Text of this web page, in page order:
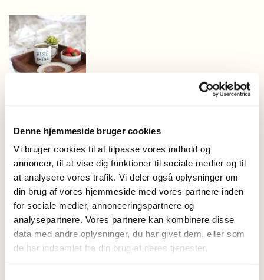
Denne hjemmeside bruger cookies
Vi bruger cookies til at tilpasse vores indhold og
annoncer, til at vise dig funktioner til sociale medier og til
at analysere vores trafik. Vi deler også oplysninger om
din brug af vores hjemmeside med vores partnere inden
for sociale medier, annonceringspartnere og
analysepartnere. Vores partnere kan kombinere disse
data med andre oplysninger, du har givet dem, eller som
de har indsamlet fra din brug af deres tjenester.
Genoplad og bliv renset
Morgenmeditation
Med denne lette, friske, rolige og rensende meditation kan
du kun komme godt fra dagens start.
Sæt dig godt til rette og lad dig berolige af fuglekvidder og
positive bekræftelser der ændrer dine energier til givende
og genopladende.